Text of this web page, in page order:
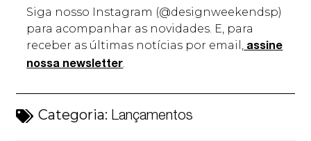
Siga nosso Instagram (@designweekendsp)
para acompanhar as novidades. E, para
receber as últimas notícias por email, assine
nossa newsletter.
Categoria: Lançamentos